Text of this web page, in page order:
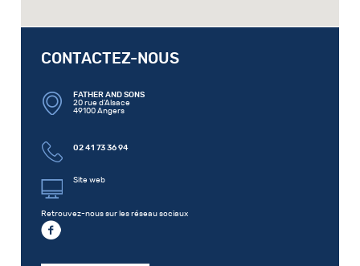
CONTACTEZ-NOUS
FATHER AND SONS
20 rue d'Alsace
49100 Angers
02 41 73 36 94
Site web
Retrouvez-nous sur les réseau sociaux